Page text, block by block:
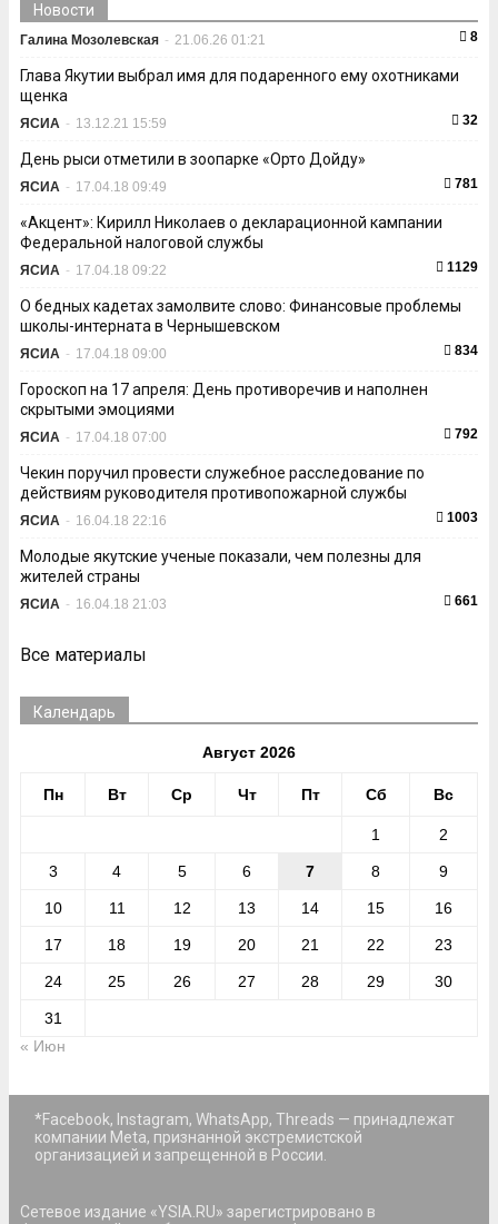
Новости
Галина Мозолевская - 21.06.26 01:21 8
Глава Якутии выбрал имя для подаренного ему охотниками
щенка
ЯСИА - 13.12.21 15:59 32
День рыси отметили в зоопарке «Орто Дойду»
ЯСИА - 17.04.18 09:49 781
«Акцент»: Кирилл Николаев о декларационной кампании
Федеральной налоговой службы
ЯСИА - 17.04.18 09:22 1129
О бедных кадетах замолвите слово: Финансовые проблемы
школы-интерната в Чернышевском
ЯСИА - 17.04.18 09:00 834
Гороскоп на 17 апреля: День противоречив и наполнен
скрытыми эмоциями
ЯСИА - 17.04.18 07:00 792
Чекин поручил провести служебное расследование по
действиям руководителя противопожарной службы
ЯСИА - 16.04.18 22:16 1003
Молодые якутские ученые показали, чем полезны для
жителей страны
ЯСИА - 16.04.18 21:03 661
Все материалы
Календарь
Август 2026
Пн Вт Ср Чт Пт Сб Вс
1 2
3 4 5 6 7 8 9
10 11 12 13 14 15 16
17 18 19 20 21 22 23
24 25 26 27 28 29 30
31
« Июн
*Facebook, Instagram, WhatsApp, Threads — принадлежат
компании Meta, признанной экстремистской
организацией и запрещенной в России.
Сетевое издание «YSIA.RU» зарегистрировано в